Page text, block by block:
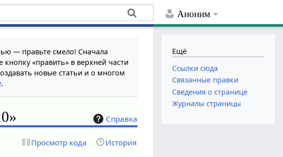
Аноним
— правьте смело! Сначала
«править» в верхней части
новые статьи и о многом
.
Справка
Просмотр кода История
Ещё
Ссылки сюда
Связанные правки
Сведения о странице
Журналы страницы